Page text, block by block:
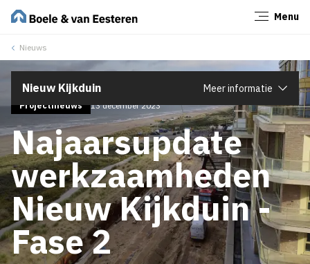
Menu
Nieuws
Nieuw Kijkduin Meer informatie
Projectnieuws 13 december 2023
Najaarsupdate
werkzaamheden
Nieuw Kijkduin -
Fase 2
Sluiten